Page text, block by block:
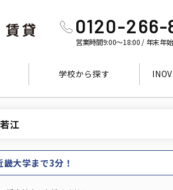
0120-266-
営業時間9:00～18:00 / 年末年
学校から探す
江
畿大学まで3分！